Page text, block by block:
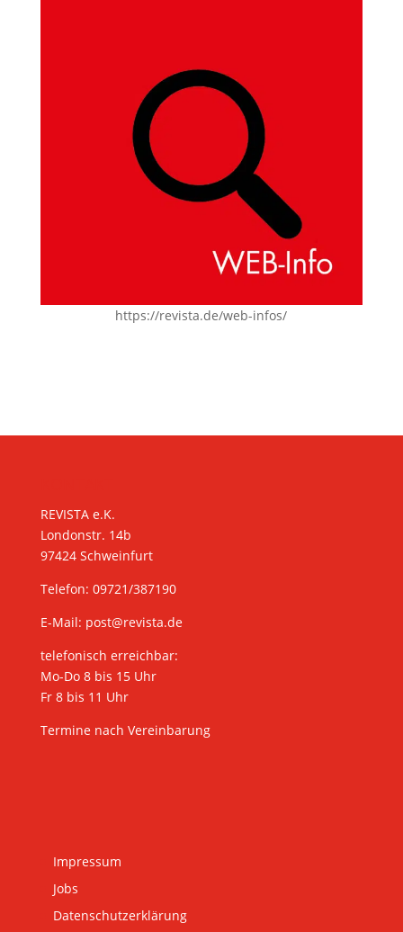
https://revista.de/web-infos/
REVISTA e.K.
Londonstr. 14b
97424 Schweinfurt
Telefon: 09721/387190
E-Mail: post@revista.de
telefonisch erreichbar:
Mo-Do 8 bis 15 Uhr
Fr 8 bis 11 Uhr
Termine nach Vereinbarung
Impressum
Jobs
Datenschutzerklärung